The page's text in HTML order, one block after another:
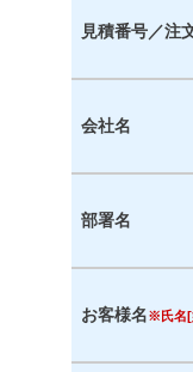
見積番号／注
会社名
部署名
お客様名※氏名[